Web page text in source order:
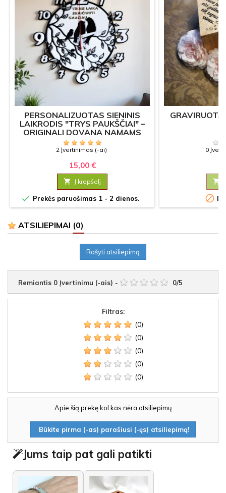
PERSONALIZUOTAS SIENINIS
LAIKRODIS "TRYS PAUKŠČIAI" –
ORIGINALI DOVANA NAMAMS
2 Įvertinimas (-ai)
15,00 €
 Į krepšelį
 Prekės paruošimas 1 - 2 dienos.
GRAVIRUOTA
0


ATSILIEPIMAI (0)
Rašyti atsiliepimą
Remiantis 0 Įvertinimu (-ais) - 0/5
Filtras:
(0)
(0)
(0)
(0)
(0)
Apie šią prekę kol kas nėra atsiliepimų
Būkite pirma (-as) parašiusi (-ęs) atsiliepimą!
Jums taip pat gali patikti